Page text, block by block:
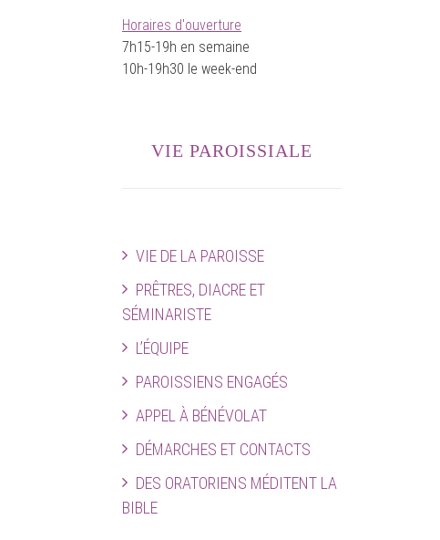
Horaires d'ouverture
7h15-19h en semaine
10h-19h30 le week-end
VIE PAROISSIALE
VIE DE LA PAROISSE
PRÊTRES, DIACRE ET
SÉMINARISTE
L’ÉQUIPE
PAROISSIENS ENGAGÉS
APPEL À BÉNÉVOLAT
DÉMARCHES ET CONTACTS
DES ORATORIENS MÉDITENT LA
BIBLE